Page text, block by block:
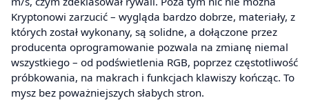
Kryptonowi zarzucić – wygląda bardzo dobrze, materiały, z
których został wykonany, są solidne, a dołączone przez
producenta oprogramowanie pozwala na zmianę niemal
wszystkiego – od podświetlenia RGB, poprzez częstotliwość
próbkowania, na makrach i funkcjach klawiszy kończąc. To
mysz bez poważniejszych słabych stron.